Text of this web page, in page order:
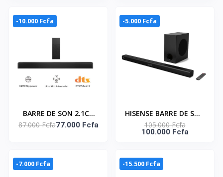
-10.000 Fcfa
BARRE DE SON 2.1CH
240W- HS2100FM
87.000 Fcfa77.000 Fcfa
-5.000 Fcfa
HISENSE BARRE DE SON
- DOLBY AUDIO 200W-
HS218
105.000 Fcfa
100.000 Fcfa
-7.000 Fcfa -15.500 Fcfa